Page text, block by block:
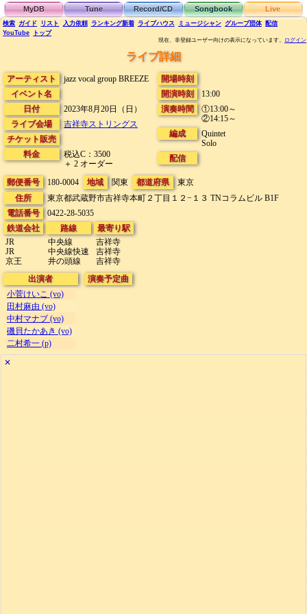
MyDB Tune Record/CD Songbook Live
検索 ガイド リスト 入力依頼 ランキング新着 ライブハウス ミュージシャン グループ団体 配信
YouTube
トップ
現在、非登録ユーザー向けの表示になっています。 ログイン
ライブ詳細
アーティスト
jazz vocal group BREEZE
イベント名
日付
2023年8月20日（日）
ライブ会場
吉祥寺ストリングス
チケット販売
料金
税込C：3500
＋ 2 オーダー
開場時刻
開演時刻
13:00
演奏時間
①13:00～
②14:15～
編成
Quintet
Solo
配信
郵便番号 180-0004 地域 関東 都道府県
東京
住所
東京都武蔵野市吉祥寺本町２丁目１２−１３ TNコラムビル B1F
電話番号
0422-28-5035
鉄道会社
JR
JR
京王
路線
中央線
中央線快速
井の頭線
最寄り駅
吉祥寺
吉祥寺
吉祥寺
出演者
小菅けいこ (vo)
田村麻由 (vo)
中村マナブ (vo)
磯貝たかあき (vo)
二村希一 (p)
演奏予定曲
✕